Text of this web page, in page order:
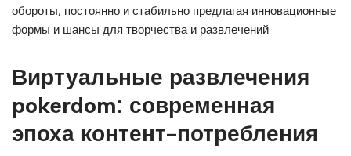
обороты, постоянно и стабильно предлагая инновационные
формы и шансы для творчества и развлечений.
Виртуальные развлечения
pokerdom: современная
эпоха контент-потребления